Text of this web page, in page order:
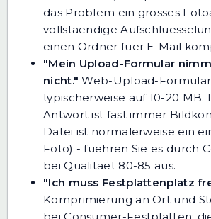
das Problem ein grosses
vollstaendige
einen Ordner fuer E-Mail
"Mein Upload-Formular
nicht." Web-Upload-
typischerweise auf 10-20 MB.
Antwort ist fast immer
Datei ist normalerweise ein
Foto) - fuehren Sie es durch
bei Qualitaet 80-85 aus.
"Ich muss Festplattenplatz
Komprimierung an Ort und
bei Consumer-Festplatten;